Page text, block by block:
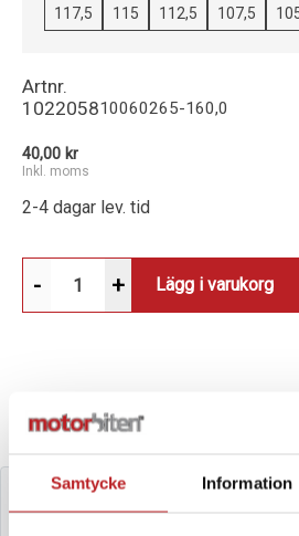
Samtycke Information
117,5
115 112,5 107,5
Artnr.
102205810060265-160,0
40,00 kr
Inkl. moms
2-4 dagar lev. tid
- + Lägg i varukorg
VALD VARIANT